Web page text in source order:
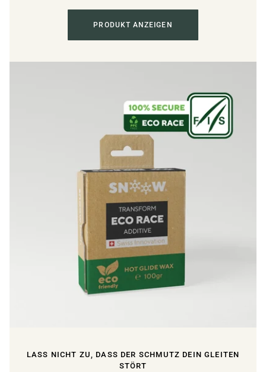
PRODUKT ANZEIGEN
LASS NICHT ZU, DASS DER SCHMUTZ DEIN GLEITEN
STÖRT